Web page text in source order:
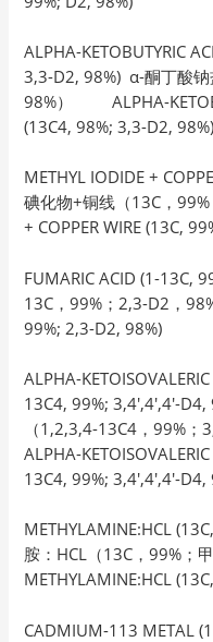
ALPHA-KETOBUTYRIC
3,3-D2, 98%) α-酮丁酸钠
98%） ALPHA-
(13C4, 98%; 3,3-D2, 98%)
METHYL IODIDE +
碘化物+铜线（13C，
+ COPPER WIRE (13C,
FUMARIC ACID (1-
13C，99%；2,3-D2，
99%; 2,3-D2, 98%)
ALPHA-
13C4, 99%; 3,4′,4′,4′-
（1,2,3,4-13C4，99%；
ALPHA-
13C4, 99%; 3,4′,4′,4′-
METHYLAMINE:HCL
胺：HCL（13C，99%
METHYLAMINE:HCL
CADMIUM-113 METAL